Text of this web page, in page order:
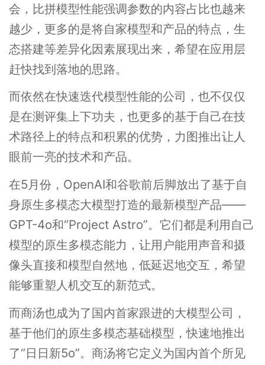
会，比拼模型性能强调参数的内容占比也越来
越少，更多的是将自家模型和产品的特点，生
态搭建等差异化因素展现出来，希望在应用层
赶快找到落地的思路。
而依然在快速迭代模型性能的公司，也不仅仅
是在测评集上下功夫，也更多的基于自己在技
术路径上的特点和积累的优势，力图推出让人
眼前一亮的技术和产品。
在5月份，OpenAI和谷歌前后脚放出了基于自
身原生多模态大模型打造的最新模型产品——
GPT-4o和“Project Astro”。它们都是利用自己
模型的原生多模态能力，让用户能用声音和摄
像头直接和模型自然地，低延迟地交互，希望
能够重塑人机交互的新范式。
而商汤也成为了国内首家跟进的大模型公司，
基于他们的原生多模态基础模型，快速地推出
了“日日新5o”。商汤将它定义为国内首个所见